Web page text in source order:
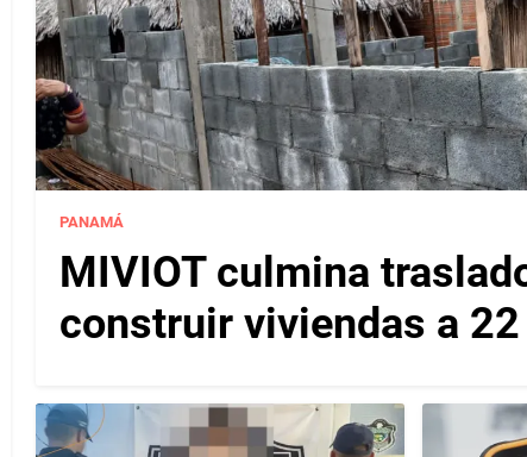
PANAMÁ
MIVIOT culmina
construir viviendas a